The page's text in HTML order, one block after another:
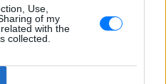
Use,
of my
with the
collected.
την διαδικασία περίπου
κλείσιμο της κάλπης
έχει καταμετρηθεί